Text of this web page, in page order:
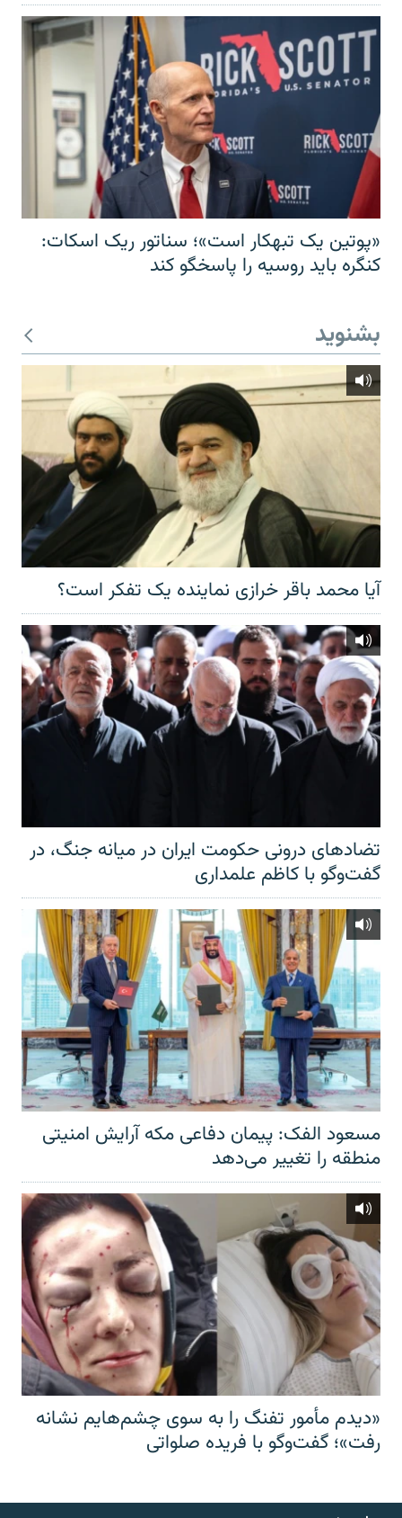
«پوتین یک تبهکار است»؛ سناتور ریک اسکات:
کنگره باید روسیه را پاسخگو کند
بشنوید
آیا محمد باقر خرازی نماینده یک تفکر است؟
تضادهای درونی حکومت ایران در میانه جنگ، در
گفت‌‌وگو با کاظم علمداری
مسعود الفک: پیمان دفاعی مکه آرایش امنیتی
منطقه را تغییر می‌دهد
«دیدم مأمور تفنگ را به سوی چشم‌هایم نشانه
رفت»؛ گفت‌و‌گو با فریده صلواتی